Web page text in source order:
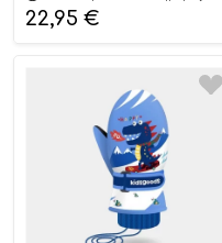
22,95 €